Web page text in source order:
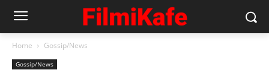
Home Gossip/News
Gossip/News